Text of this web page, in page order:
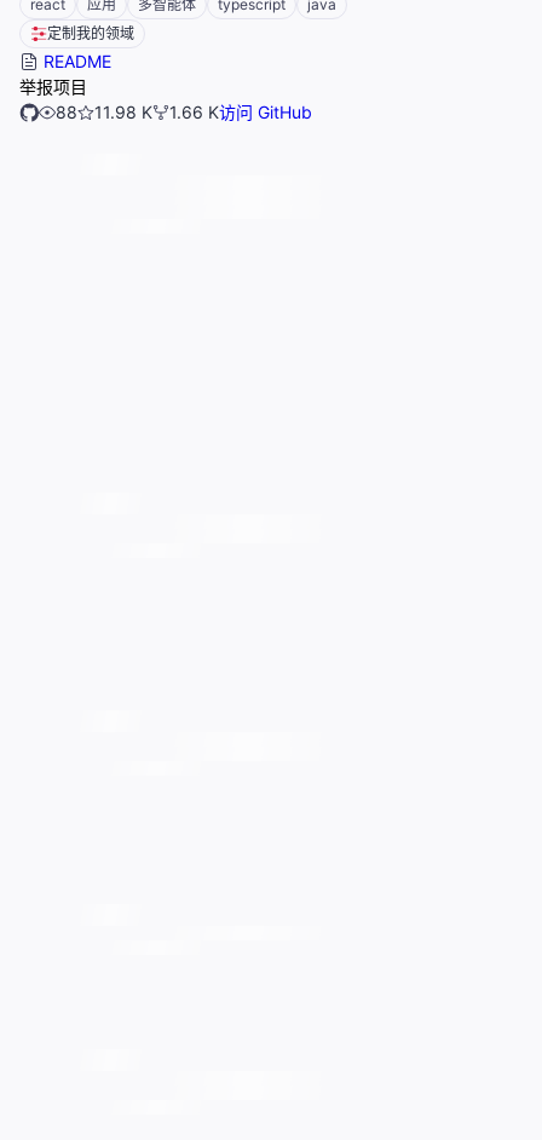
react 应用 多智能体 typescript
java
定制我的领域
README
举报项目
88
11.98 K 1.66 K访问 GitHub